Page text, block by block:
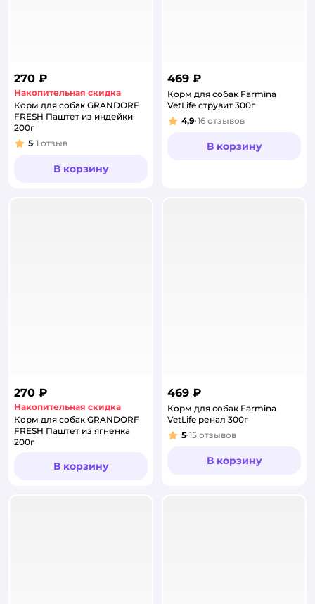
270 ₽
Накопительная скидка
Корм для собак GRANDORF
FRESH Паштет из индейки
200г
Рейтинг:
5 1 отзыв
В корзину
469 ₽
Корм для собак Farmina
VetLife струвит 300г
Рейтинг:
4,9 16 отзывов
В корзину
270 ₽
Накопительная скидка
Корм для собак GRANDORF
FRESH Паштет из ягненка
200г
В корзину
469 ₽
Корм для собак Farmina
VetLife ренал 300г
Рейтинг:
5 15 отзывов
В корзину